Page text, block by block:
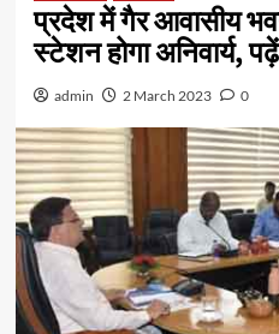
प्रदेश में गैर आवासीय
स्टेशन होगा
admin 2 March 2023 0